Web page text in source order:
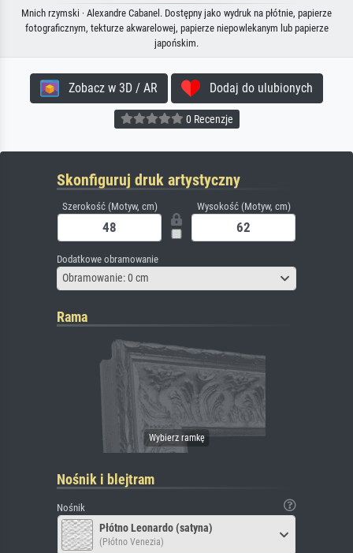
Mnich rzymski · Alexandre Cabanel. Dostępny jako wydruk na płótnie, papierze
fotograficznym, tekturze akwarelowej, papierze niepowlekanym lub papierze
japońskim.
Zobacz w 3D / AR Dodaj do ulubionych
0 Recenzje
Skonfiguruj druk artystyczny
Szerokość (Motyw, cm) Wysokość (Motyw, cm)
Dodatkowe obramowanie
Obramowanie: 0 cm
Rama
Nośnik i blejtram
Nośnik
Płótno Leonardo (satyna)
(Płótno Venezia)